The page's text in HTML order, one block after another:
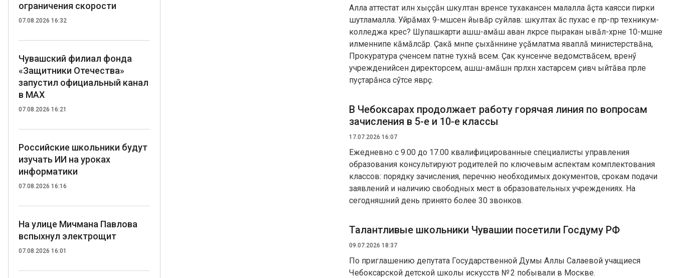
ограничения скорости
07.08.2026 16:32
Чувашский филиал фонда
«Защитники Отечества»
запустил официальный канал
в MAX
07.08.2026 16:21
Российские школьники будут
изучать ИИ на уроках
информатики
07.08.2026 16:16
На улице Мичмана Павлова
вспыхнул электрощит
07.08.2026 16:01
Алла аттестат илнӗ хыҫҫӑн шкултан вӗренсе тухакансен малалла ӑҫта каясси пирки
шутламалла. Уйрӑмах 9-мӗшсен йывӑр суйлав: шкултах ӑс пухас е пӗр-пӗр техникум-
колледжа кӗрес? Шупашкарти ашшӗ-амӑшӗ аван ӗлкӗрсе пыракан ывӑл-хӗрне 10-мӗшне
илменнипе кӑмӑлсӑр. Ҫакӑ мӗнпе ҫыхӑннине уҫӑмлатма яваплӑ министерствӑна,
Прокуратура ӗҫченӗсем патне тухнӑ вӗсем. Ҫак кунсенче ведомствӑсем, вӗренӳ
учрежденийӗсен директорӗсем, ашшӗ-амӑшӗн пӗрлӗхӗн хастарӗсем ҫивӗч ыйтӑва пӗрле
пуҫтарӑнса сӳтсе яврӗҫ.
В Чебоксарах продолжает работу горячая линия по вопросам
зачисления в 5-е и 10-е классы
17.07.2026 16:07
Ежедневно с 9.00 до 17.00 квалифицированные специалисты управления
образования консультируют родителей по ключевым аспектам комплектования
классов: порядку зачисления, перечню необходимых документов, срокам подачи
заявлений и наличию свободных мест в образовательных учреждениях. На
сегодняшний день принято более 30 звонков.
Талантливые школьники Чувашии посетили Госдуму РФ
09.07.2026 18:37
По приглашению депутата Государственной Думы Аллы Салаевой учащиеся
Чебоксарской детской школы искусств № 2 побывали в Москве.